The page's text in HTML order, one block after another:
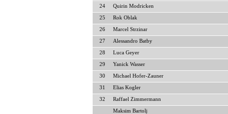
24 Quirin Modricken
25 Rok Oblak
26 Marcel Strzinar
27 Alessandro Batby
28 Luca Geyer
29 Yanick Wasser
30 Michael Hofer-Zauner
31 Elias Kogler
32 Raffael Zimmermann
Maksim Bartolj